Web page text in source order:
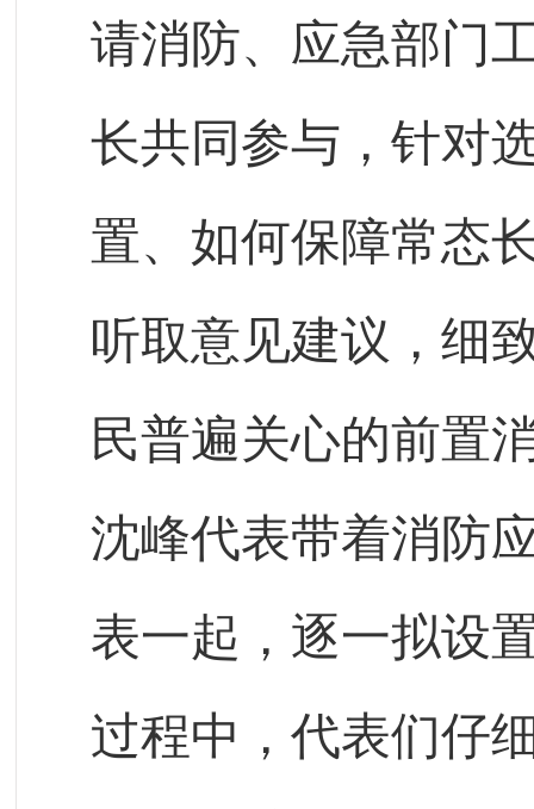
请消防、应急部门
长共同参与，针对
置、如何保障常态
听取意见建议，细
民普遍关心的前置
沈峰代表带着消防
表一起，逐一拟设
过程中，代表们仔